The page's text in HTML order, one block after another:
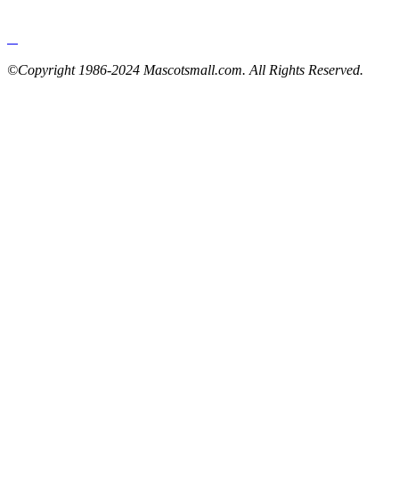
©Copyright 1986-2024 Mascotsmall.com. All Rights Reserved.